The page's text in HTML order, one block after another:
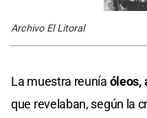
Archivo El Litoral
La muestra reunía óleos,
que revelaban, según la